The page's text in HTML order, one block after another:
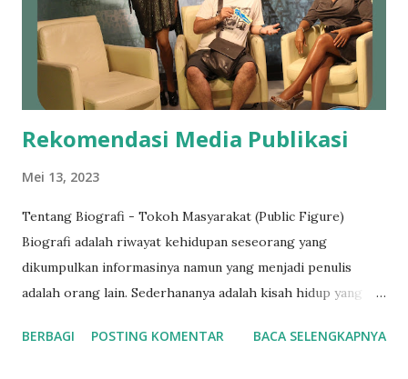
Dijadwal otomatis, jam terbaik udah diitung AI. Iklan :
Boosting asal. Bujet habis, nggak tau kemana. Lalu kalau AI
atur target, matiin iklan yang boncos, naikin yang closing.
Follow Up : Lupa. Karena kebanyakan kerjaa...
Rekomendasi Media Publikasi
Mei 13, 2023
Tentang Biografi - Tokoh Masyarakat (Public Figure)
Biografi adalah riwayat kehidupan seseorang yang
dikumpulkan informasinya namun yang menjadi penulis
adalah orang lain. Sederhananya adalah kisah hidup yang
sendiri oleh sang pemilik kisahnya, seperti buku harian
BERBAGI POSTING KOMENTAR BACA SELENGKAPNYA